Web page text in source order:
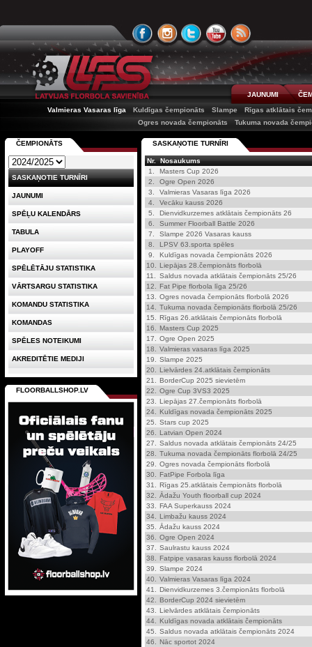
JAUNUMI
Valmieras Vasaras līga
Kuldīgas čempionāts Slampe
Rīgas atklātais
Ogres novada čempionāts
Tukuma novada
SASKAŅOTIE TURNĪRI
Nr. Nosaukums
1.
Masters Cup 2026
2.
Ogre Open 2026
3.
Valmieras Vasaras līga 2026
4.
Vecāku kauss 2026
5.
Dienvidkurzemes atklātais čempionāts 26
6.
Summer Floorball Battle 2026
7.
Slampe 2026 Vasaras kauss
8.
LPSV 63.sporta spēles
9.
Kuldīgas novada čempionāts 2026
10.
Liepājas 28.čempionāts florbolā
11.
Saldus novada atklātais čempionāts 25/26
12.
Fat Pipe florbola līga 25/26
13.
Ogres novada čempionāts florbolā 2026
14.
Tukuma novada čempionāts florbolā 25/26
15.
Rīgas 26.atklātais čempionāts florbolā
16.
Masters Cup 2025
17.
Ogre Open 2025
18.
Valmieras vasaras līga 2025
19.
Slampe 2025
20.
Lielvārdes 24.atklātais čempionāts
21.
BorderCup 2025 sievietēm
22.
Ogre Cup 3VS3 2025
23.
Liepājas 27.čempionāts florbolā
24.
Kuldīgas novada čempionāts 2025
25.
Stars cup 2025
26.
Latvian Open 2024
27.
Saldus novada atklātais čempionāts 24/25
28.
Tukuma novada čempionāts florbolā 24/25
29.
Ogres novada čempionāts florbolā
30.
FatPipe Forbola līga
31.
Rīgas 25.atklātais čempionāts florbolā
32.
Ādažu Youth floorball cup 2024
33.
FAA Superkauss 2024
34.
Limbažu kauss 2024
35.
Ādažu kauss 2024
36.
Ogre Open 2024
37.
Saulrastu kauss 2024
38.
Fatpipe vasaras kauss florbolā 2024
39.
Slampe 2024
40.
Valmieras Vasaras līga 2024
41.
Dienvidkurzemes 3.čempionāts florbolā
42.
BorderCup 2024 sievietēm
43.
Lielvārdes atklātais čempionāts
44.
Kuldīgas novada atklātais čempionāts
45.
Saldus novada atklātais čempionāts 2024
46.
Nāc sportot 2024
ČEMPIONĀTS
SASKAŅOTIE TURNĪRI
JAUNUMI
SPĒĻU KALENDĀRS
TABULA
PLAYOFF
SPĒLĒTĀJU STATISTIKA
VĀRTSARGU STATISTIKA
KOMANDU STATISTIKA
KOMANDAS
SPĒLES NOTEIKUMI
AKREDITĒTIE MEDIJI
FLOORBALLSHOP.LV